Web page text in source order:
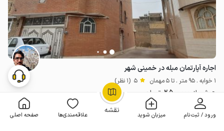
نقشه ورود / ثبت‌نام میزبان شوید علاقه‌مندی‌ها صفحه اصلی
OpenStreetMap
اجاره آپارتمان مبله در خمینی شهر
1 خوابه . 95 متر . تا 5 مهمان 5 (1 نظر)
هر شب از
2٬500٬000 تومان
5% تخفیف از 2 شب